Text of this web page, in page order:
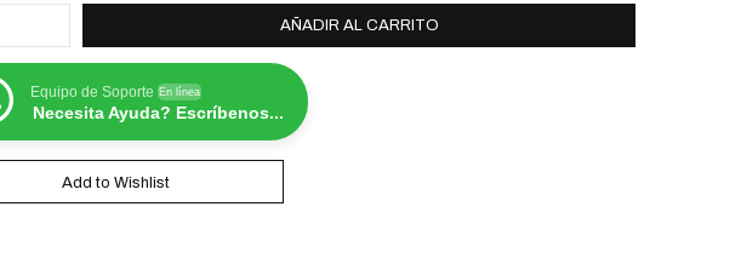
AÑADIR AL CARRITO
Equipo de Soporte En línea
Necesita Ayuda? Escríbenos...
Add to Wishlist